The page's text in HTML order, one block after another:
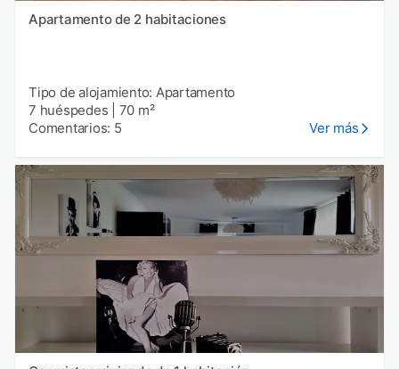
Apartamento de 2 habitaciones
Tipo de alojamiento: Apartamento
7 huéspedes
70 m²
Comentarios: 5
Ver más